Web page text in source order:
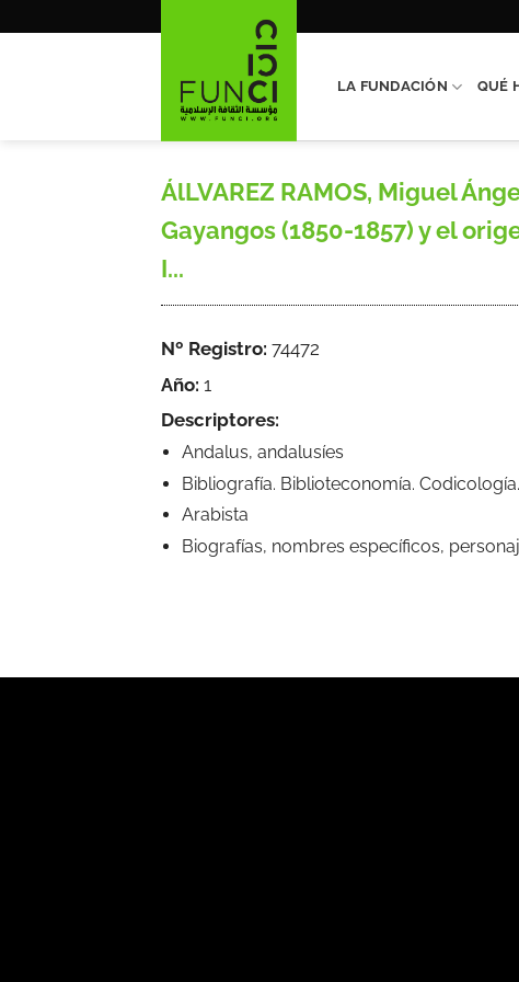
LA FUNDACIÓN QUÉ
ÁlLVAREZ RAMOS, Miguel
Gayangos (1850-1857) y el
I...
Nº Registro: 74472
Año: 1
Descriptores:
Andalus, andalusíes
Bibliografía. Biblioteconomía.
Arabista
Biografías, nombres específicos,